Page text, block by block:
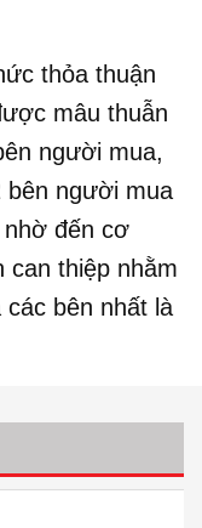
thỏa thuận
mâu thuẫn
người mua,
bên người mua
nhờ đến cơ
can thiệp nhằm
bên nhất là